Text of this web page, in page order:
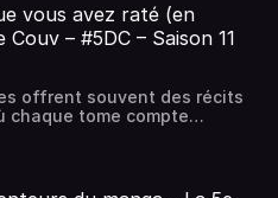
est apparu en premier sur La
autour du manga !.
vous avez raté (en
Couv – #5DC – Saison 11
offrent souvent des récits
chaque tome compte
mise souvent sur des
des expériences rapides
5e de Couv – #5DC –